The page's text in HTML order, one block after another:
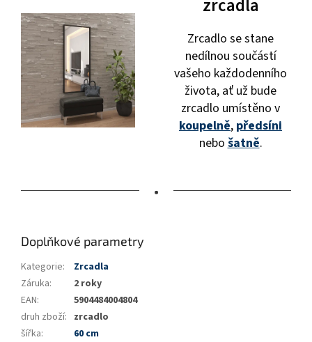
zrcadla
Zrcadlo se stane
nedílnou součástí
vašeho každodenního
života, ať už bude
zrcadlo umístěno v
koupelně, předsíni
nebošatně.
•
Doplňkové parametry
Kategorie:
Zrcadla
Záruka:
2 roky
EAN:
5904484004804
druh zboží: zrcadlo
šířka:
60 cm